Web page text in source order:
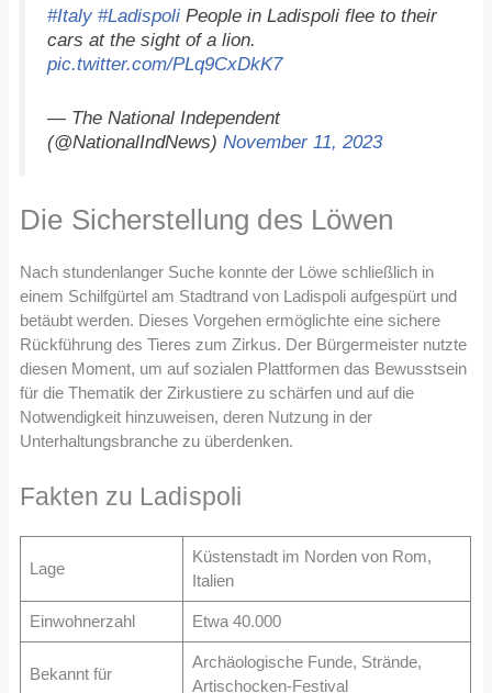
#Italy #Ladispoli People in Ladispoli flee to their
cars at the sight of a lion.
pic.twitter.com/PLq9CxDkK7
— The National Independent
(@NationalIndNews) November 11, 2023
Die Sicherstellung des Löwen
Nach stundenlanger Suche konnte der Löwe schließlich in
einem Schilfgürtel am Stadtrand von Ladispoli aufgespürt und
betäubt werden. Dieses Vorgehen ermöglichte eine sichere
Rückführung des Tieres zum Zirkus. Der Bürgermeister nutzte
diesen Moment, um auf sozialen Plattformen das Bewusstsein
für die Thematik der Zirkustiere zu schärfen und auf die
Notwendigkeit hinzuweisen, deren Nutzung in der
Unterhaltungsbranche zu überdenken.
Fakten zu Ladispoli
Lage
Küstenstadt im Norden von Rom,
Italien
Einwohnerzahl Etwa 40.000
Bekannt für
Archäologische Funde, Strände,
Artischocken-Festival